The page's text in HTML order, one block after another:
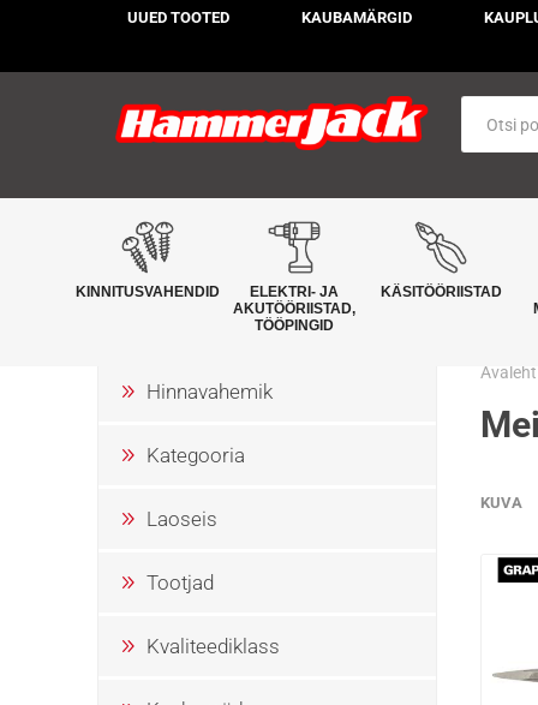
UUED TOOTED KAUBAMÄRGID
KINNITUSVAHENDID
ELEKTRI- JA
AKUTÖÖRIISTAD,
TÖÖPINGID
KÄSITÖÖRIISTAD
Avaleht
KUVA
Hinnavahemik
Kategooria
Laoseis
Tootjad
Kvaliteediklass